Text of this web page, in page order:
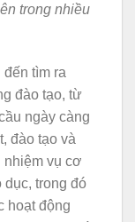
trong nhiều
tìm ra
đào tạo, từ
ngày càng
đào tạo và
nhiệm vụ cơ
trong đó
hoạt động